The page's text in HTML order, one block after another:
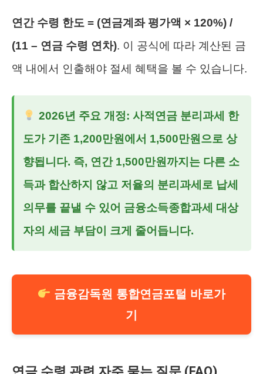
연간 수령 한도 = (연금계좌 평가액 × 120%) /
(11 – 연금 수령 연차). 이 공식에 따라 계산된 금
액 내에서 인출해야 절세 혜택을 볼 수 있습니다.
2026년 주요 개정: 사적연금 분리과세 한
도가 기존 1,200만원에서 1,500만원으로 상
향됩니다. 즉, 연간 1,500만원까지는 다른 소
득과 합산하지 않고 저율의 분리과세로 납세
의무를 끝낼 수 있어 금융소득종합과세 대상
자의 세금 부담이 크게 줄어듭니다.
금융감독원 통합연금포털 바로가
기